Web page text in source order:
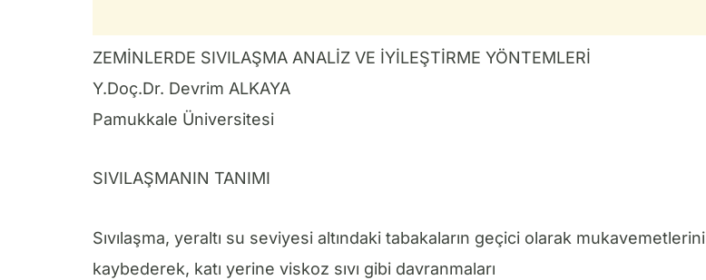
ZEMİNLERDE SIVILAŞMA ANALİZ VE İYİLEŞTİRME YÖNTEMLERİ
Y.Doç.Dr. Devrim ALKAYA
Pamukkale Üniversitesi
SIVILAŞMANIN TANIMI
Sıvılaşma, yeraltı su seviyesi altındaki tabakaların geçici olarak mukavemetlerini
kaybederek, katı yerine viskoz sıvı gibi davranmaları